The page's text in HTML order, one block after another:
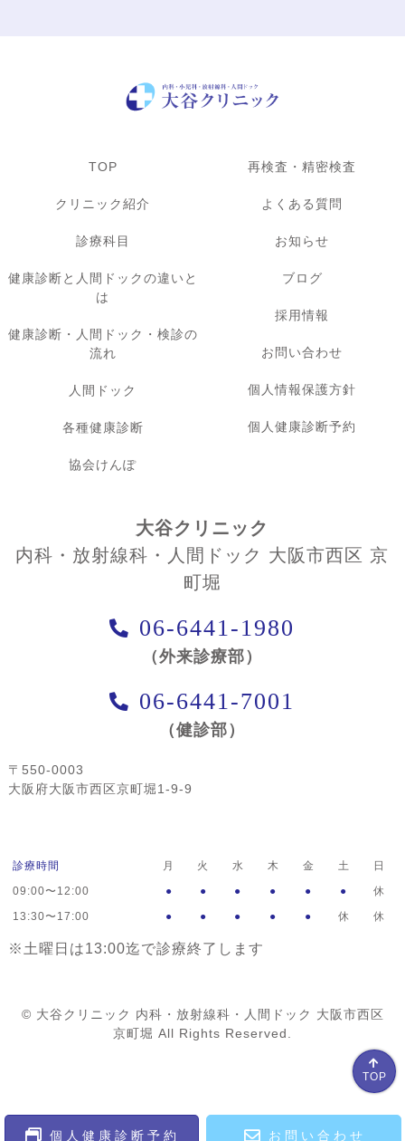
TOP
個人健康診断予約 お問い合わせ
TOP
クリニック紹介
診療科目
健康診断と人間ドックの違いと
は
健康診断・人間ドック・検診の
流れ
人間ドック
各種健康診断
協会けんぽ
再検査・精密検査
よくある質問
お知らせ
ブログ
採用情報
お問い合わせ
個人情報保護方針
個人健康診断予約
大谷クリニック
内科・放射線科・人間ドック 大阪市西区 京
町堀
06-6441-1980
（外来診療部）
06-6441-7001
（健診部）
〒550-0003
大阪府大阪市西区京町堀1-9-9
診療時間 月 火 水 木 金 土
日
09:00〜12:00
● ● ● ● ● ●
休
13:30〜17:00
● ● ● ● ● 休 休
※土曜日は13:00迄で診療終了します
© 大谷クリニック 内科・放射線科・人間ドック 大阪市西区
京町堀 All Rights Reserved.